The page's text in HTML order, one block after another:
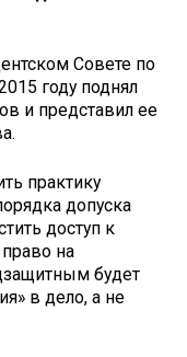
Совете по
году поднял
и представил ее
практику
допуска
доступ к
на
будет
в дело, а не